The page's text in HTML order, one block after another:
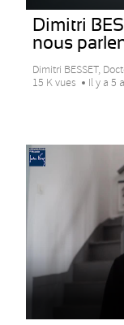
Dimitri
nous
Dimitri BESSET,
15 K vues
Il y a 5